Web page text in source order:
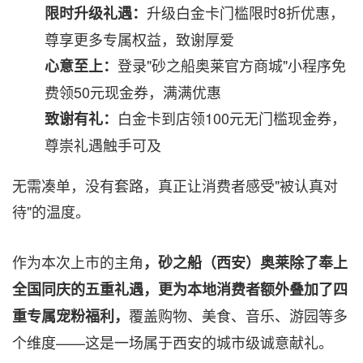
限时升级礼遇： 升级白金卡门槛限时8折优惠，
尊享更多专属权益，致谢厚爱
心意至上： 登录"砂之船奥莱官方商城"小程序免
费领50元现金券，满满优惠
致谢有礼： 白金卡到店领100元无门槛现金券，
尊崇礼遇触手可及
无需凑单，没有套路，真正让消费者感受"被认真对
待"的温度。
作为本次上市的主角，砂之船（西安）奥莱除了奉上
全国同庆的五重礼遇，更为本地消费者额外叠加了四
重专属宠粉福利， 覆盖购物、美食、音乐、游园等多
个维度——这是一场属于西安的城市级诚意献礼。